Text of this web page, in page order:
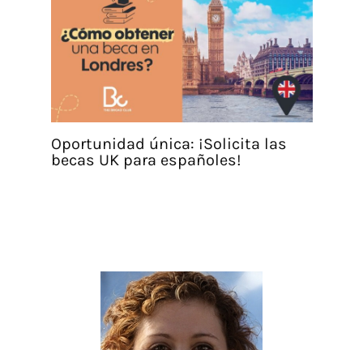
Oportunidad única: ¡Solicita las
becas UK para españoles!